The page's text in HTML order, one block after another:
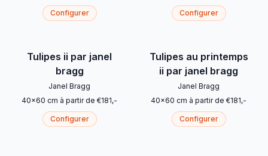
Configurer Configurer
Tulipes ii par janel
bragg
Janel Bragg
40x60 cm à partir de €181,-
Configurer
Tulipes au printemps
ii par janel bragg
Janel Bragg
40x60 cm à partir de €181,-
Configurer